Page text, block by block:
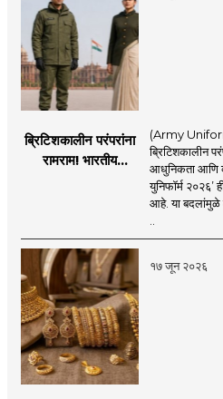
ब्रिटिशकालीन परंपरांना
रामराम! भारतीय
(Army
ब्रिटिशकालीन
आधुनिकता आणि
युनिफॉर्म २०२६’
आहे. या बदलांमुळे
१७ जून २०२६